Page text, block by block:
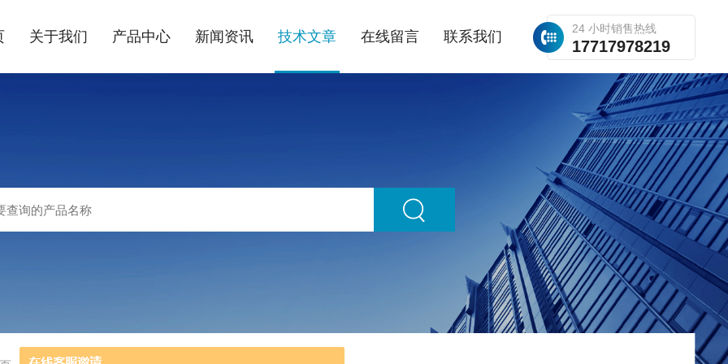
24 小时销售热线
17717978219
关于我们 产品中心 新闻资讯 技术文章 在线留言 联系我们